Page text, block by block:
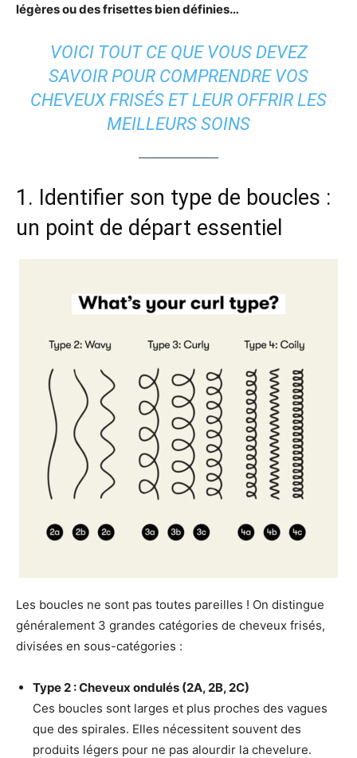
légères ou des frisettes bien définies…
VOICI TOUT CE QUE VOUS DEVEZ
SAVOIR POUR COMPRENDRE VOS
CHEVEUX FRISÉS ET LEUR OFFRIR LES
MEILLEURS SOINS
1. Identifier son type de boucles :
un point de départ essentiel
Les boucles ne sont pas toutes pareilles ! On distingue
généralement 3 grandes catégories de cheveux frisés,
divisées en sous-catégories :
Type 2 : Cheveux ondulés (2A, 2B, 2C)
Ces boucles sont larges et plus proches des vagues
que des spirales. Elles nécessitent souvent des
produits légers pour ne pas alourdir la chevelure.